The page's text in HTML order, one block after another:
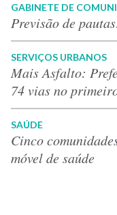
GABINETE DE
Previsão de
SERVIÇOS URBANOS
Mais Asfalto:
74 vias no
SAÚDE
Cinco
móvel de saúde